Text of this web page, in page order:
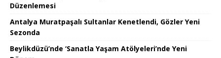
Düzenlemesi
Antalya Muratpaşalı Sultanlar Kenetlendi, Gözler Yeni
Sezonda
Beylikdüzü’nde ‘Sanatla Yaşam Atölyeleri’nde Yeni